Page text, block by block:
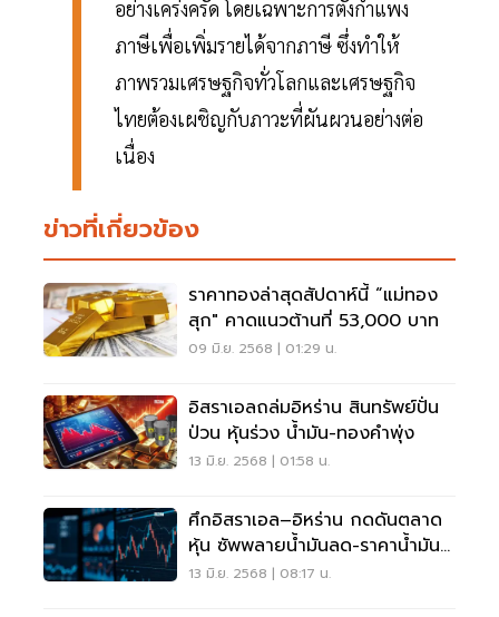
อย่างเคร่งครัด โดยเฉพาะการตั้งกำแพง
ภาษีเพื่อเพิ่มรายได้จากภาษี ซึ่งทำให้
ภาพรวมเศรษฐกิจทั่วโลกและเศรษฐกิจ
ไทยต้องเผชิญกับภาวะที่ผันผวนอย่างต่อ
เนื่อง
ข่าวที่เกี่ยวข้อง
ราคาทองล่าสุดสัปดาห์นี้ “แม่ทอง
สุก" คาดแนวต้านที่ 53,000 บาท
09 มิ.ย. 2568 | 01:29 น.
อิสราเอลถล่มอิหร่าน สินทรัพย์ปั่น
ป่วน หุ้นร่วง น้ำมัน-ทองคำพุ่ง
13 มิ.ย. 2568 | 01:58 น.
ศึกอิสราเอล–อิหร่าน กดดันตลาด
หุ้น ซัพพลายน้ำมันลด-ราคาน้ำมัน
พุ่ง
13 มิ.ย. 2568 | 08:17 น.